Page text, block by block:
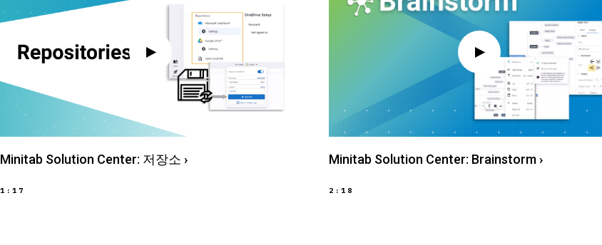
Minitab Solution Center: 저장소 ›
1:17
Minitab Solution Center: Brainstorm ›
2:18